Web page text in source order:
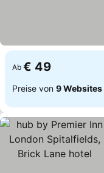
Ab € 49
Preise von 9 Websites